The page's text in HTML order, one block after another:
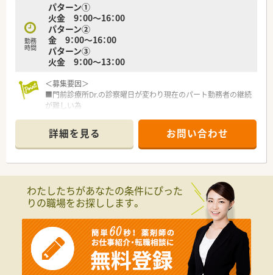
勤務
時間
パターン➀
火金 9：00～16：00
パターン②
金 9：00～16：00
パターン③
火金 9：00～13：00
＜募集要因＞
■門前診療所Dr.の診察曜日が変わり現在のパート勤務者の継続
が難しい為
＜こんな薬局です＞
■複数科目応需の診療所門前の調剤薬局です。
■内科・循環器科・整形外科をメインに応需しています。
■処方箋は1日50枚程度で、正社員の方2名とパートの方が在籍
■分包機はユヤマのユニバーサルカセット付きを導入していま
す。
➀火金 9：00～16：00
②金 9：00～16：00
③火金 9：00～13：00
上記3タイプの働き方が相談可能です。
Wワークも可能です。
詳細を見る お問い合わせ
わたしたちがあなたの条件にぴった
りの職場をお探しします。